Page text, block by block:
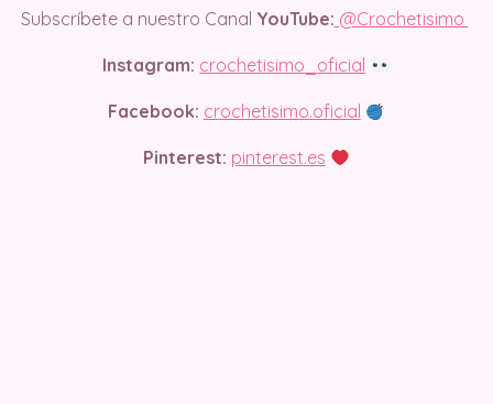
Subscríbete a nuestro Canal YouTube: @Crochetisimo
Instagram: crochetisimo_oficial
Facebook: crochetisimo.oficial
Pinterest: pinterest.es